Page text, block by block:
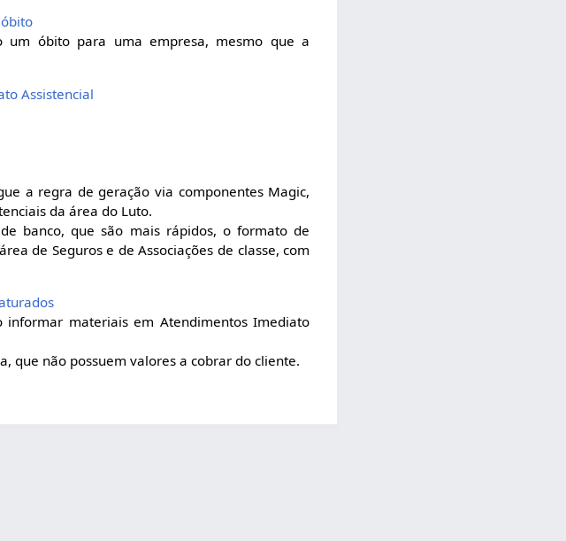
um óbito para uma empresa, mesmo que a
Assistencial
a regra de geração via componentes Magic,
da área do Luto.
banco, que são mais rápidos, o formato de
de Seguros e de Associações de classe, com
informar materiais em Atendimentos Imediato
que não possuem valores a cobrar do cliente.